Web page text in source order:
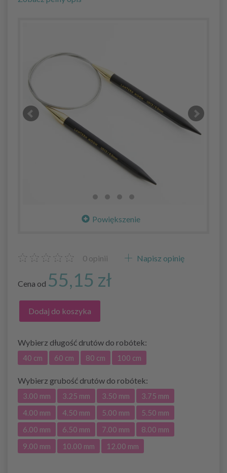
Powiększenie
0 opinii Napisz opinię
Cena od 55,15 zł
Dodaj do koszyka
Wybierz długość drutów do robótek:
40 cm 60 cm 80 cm 100 cm
Wybierz grubość drutów do robótek:
3.00 mm 3.25 mm 3.50 mm
3.75 mm
4.00 mm
4.50 mm 5.00 mm
5.50 mm
6.00 mm
6.50 mm 7.00 mm
8.00 mm
9.00 mm
10.00 mm 12.00 mm